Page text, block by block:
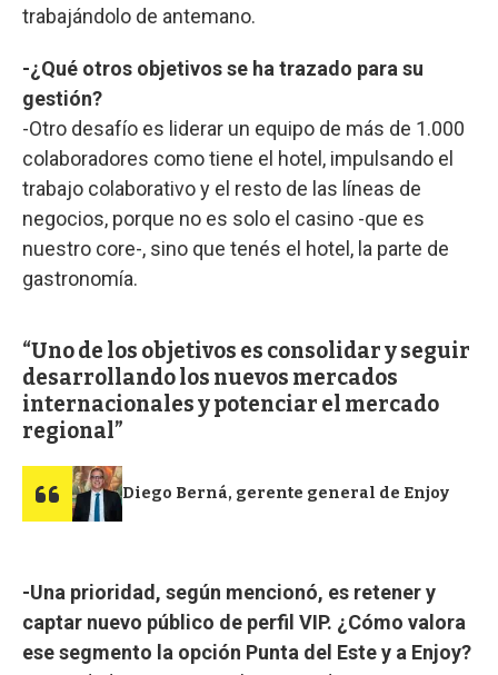
trabajándolo de antemano.
-¿Qué otros objetivos se ha trazado para su
gestión?
-Otro desafío es liderar un equipo de más de 1.000
colaboradores como tiene el hotel, impulsando el
trabajo colaborativo y el resto de las líneas de
negocios, porque no es solo el casino -que es
nuestro core-, sino que tenés el hotel, la parte de
gastronomía.
Uno de los objetivos es consolidar y seguir
desarrollando los nuevos mercados
internacionales y potenciar el mercado
regional
Diego Berná, gerente general de Enjoy
-Una prioridad, según mencionó, es retener y
captar nuevo público de perfil VIP. ¿Cómo valora
ese segmento la opción Punta del Este y a Enjoy?